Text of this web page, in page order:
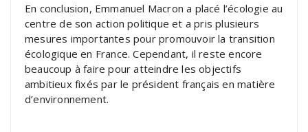
En conclusion, Emmanuel Macron a placé l’écologie au
centre de son action politique et a pris plusieurs
mesures importantes pour promouvoir la transition
écologique en France. Cependant, il reste encore
beaucoup à faire pour atteindre les objectifs
ambitieux fixés par le président français en matière
d’environnement.